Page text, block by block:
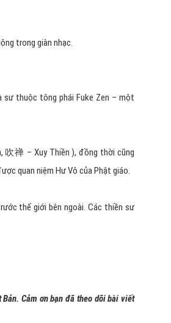
trong giàn nhạc.
sư thuộc tông phái Fuke Zen – một
吹禅 – Xuy Thiền ), đồng thời cũng
quan niệm Hư Vô của Phật giáo.
thế giới bên ngoài. Các thiền sư
Cảm ơn bạn đã theo dõi bài viết